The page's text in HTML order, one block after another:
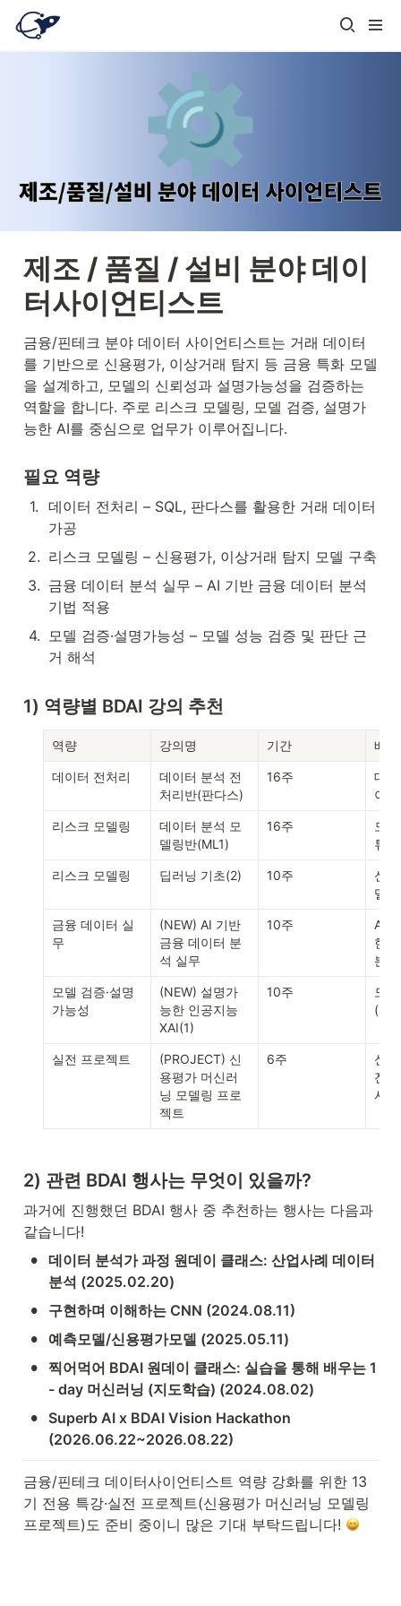
제조 / 품질 / 설비 분야 데이
터사이언티스트
금융/핀테크 분야 데이터 사이언티스트는 거래 데이터
를 기반으로 신용평가, 이상거래 탐지 등 금융 특화 모델
을 설계하고, 모델의 신뢰성과 설명가능성을 검증하는
역할을 합니다. 주로 리스크 모델링, 모델 검증, 설명가
능한 AI를 중심으로 업무가 이루어집니다.
필요 역량
1. 데이터 전처리 – SQL, 판다스를 활용한 거래 데이터
가공
2. 리스크 모델링 – 신용평가, 이상거래 탐지 모델 구축
3. 금융 데이터 분석 실무 – AI 기반 금융 데이터 분석
기법 적용
4. 모델 검증·설명가능성 – 모델 성능 검증 및 판단 근
거 해석
1) 역량별 BDAI 강의 추천
역량 강의명 기간 배
데이터 전처리
데이터 분석 전
처리반(판다스)
16주
대
이
리스크 모델링
데이터 분석 모
델링반(ML1)
16주
모
튜닝
리스크 모델링 딥러닝 기초(2) 10주
신
델
금융 데이터 실
무
(NEW) AI 기반
금융 데이터 분
석 실무
10주
AI
한
분석
모델 검증·설명
가능성
(NEW) 설명가
능한 인공지능
XAI(1)
10주
모
실전 프로젝트
(PROJECT) 신
용평가 머신러
닝 모델링 프로
젝트
6주
신
전
시
2) 관련 BDAI 행사는 무엇이 있을까?
과거에 진행했던 BDAI 행사 중 추천하는 행사는 다음과
같습니다!
• 데이터 분석가 과정 원데이 클래스: 산업사례 데이터
분석 (2025.02.20)
• 구현하며 이해하는 CNN (2024.08.11)
• 예측모델/신용평가모델 (2025.05.11)
• 찍어먹어 BDAI 원데이 클래스: 실습을 통해 배우는 1
- day 머신러닝 (지도학습) (2024.08.02)
•
Superb AI x BDAI Vision Hackathon
(2026.06.22~2026.08.22)
금융/핀테크 데이터사이언티스트 역량 강화를 위한 13
기 전용 특강·실전 프로젝트(신용평가 머신러닝 모델링
프로젝트)도 준비 중이니 많은 기대 부탁드립니다!